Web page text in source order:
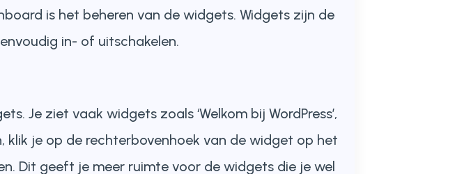
is het beheren van de widgets. Widgets zijn de
in- of uitschakelen.
Je ziet vaak widgets zoals ‘Welkom bij WordPress’,
klik je op de rechterbovenhoek van de widget op het
Dit geeft je meer ruimte voor de widgets die je wel